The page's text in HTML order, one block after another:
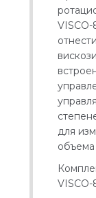
для
объема
VISCO-